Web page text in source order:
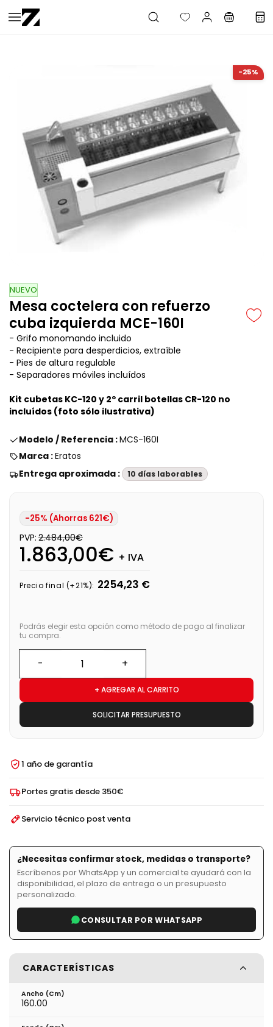
Saltar al
contenido
-25%
NUEVO
Mesa coctelera con refuerzo
cuba izquierda MCE-160I
- Grifo monomando incluido
- Recipiente para desperdicios, extraíble
- Pies de altura regulable
- Separadores móviles incluídos
Kit cubetas KC-120 y 2º carril botellas CR-120 no
incluídos (foto sólo ilustrativa)
Modelo / Referencia :MCS-160I
Marca :Eratos
Entrega aproximada :
10 días laborables
-25% (Ahorras 621€)
PVP: 2.484,00€
1.863,00€ + IVA
Precio final (+21%): 2254,23 €
Podrás elegir esta opción como método de pago al finalizar
tu compra.
+ AGREGAR AL CARRITO
SOLICITAR PRESUPUESTO
1 año de garantía
Portes gratis desde 350€
Servicio técnico post venta
¿Necesitas confirmar stock, medidas o transporte?
Escríbenos por WhatsApp y un comercial te ayudará con la
disponibilidad, el plazo de entrega o un presupuesto
personalizado.
CONSULTAR POR WHATSAPP
CARACTERÍSTICAS
Ancho (cm)
160.00